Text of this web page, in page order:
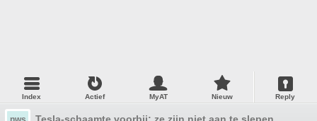
Index Actief MyAT Nieuw Reply